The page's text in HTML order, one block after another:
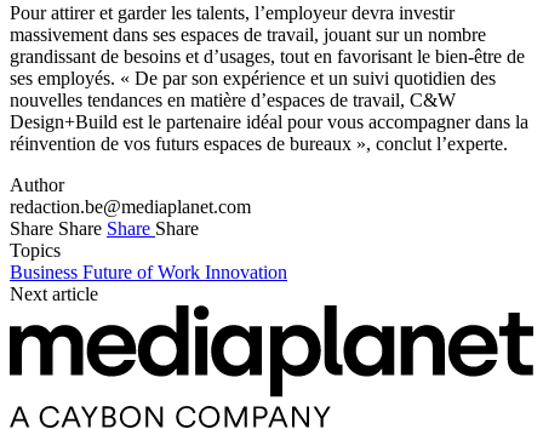
Pour attirer et garder les talents, l’employeur devra investir
massivement dans ses espaces de travail, jouant sur un nombre
grandissant de besoins et d’usages, tout en favorisant le bien-être de
ses employés. « De par son expérience et un suivi quotidien des
nouvelles tendances en matière d’espaces de travail, C&W
Design+Build est le partenaire idéal pour vous accompagner dans la
réinvention de vos futurs espaces de bureaux », conclut l’experte.
Author
redaction.be@mediaplanet.com
Share Share Share Share
Topics
Business Future of Work Innovation
Next article